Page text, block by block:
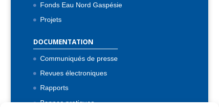
Fonds Eau Nord Gaspésie
Projets
DOCUMENTATION
Communiqués de presse
Revues électroniques
Rapports
Bonnes pratiques